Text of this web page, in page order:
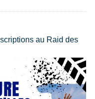
au Raid des